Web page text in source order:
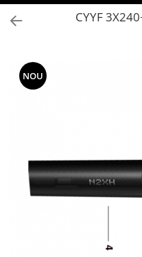
Siliconice
Alarma , incendii si securitate
Cablaje auto
CONDUCTORI
Rigid
CYYF
NOU